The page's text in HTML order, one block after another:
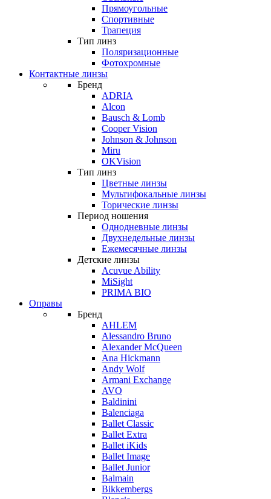
Прямоугольные
Спортивные
Трапеция
Тип линз
Поляризационные
Фотохромные
Контактные линзы
Бренд
ADRIA
Alcon
Bausch & Lomb
Cooper Vision
Johnson & Johnson
Miru
OKVision
Тип линз
Цветные линзы
Мультифокальные линзы
Торические линзы
Период ношения
Однодневные линзы
Двухнедельные линзы
Ежемесячные линзы
Детские линзы
Acuvue Ability
MiSight
PRIMA BIO
Оправы
Бренд
AHLEM
Alessandro Bruno
Alexander McQueen
Ana Hickmann
Andy Wolf
Armani Exchange
AVO
Baldinini
Balenciaga
Ballet Classic
Ballet Extra
Ballet iKids
Ballet Image
Ballet Junior
Balmain
Bikkembergs